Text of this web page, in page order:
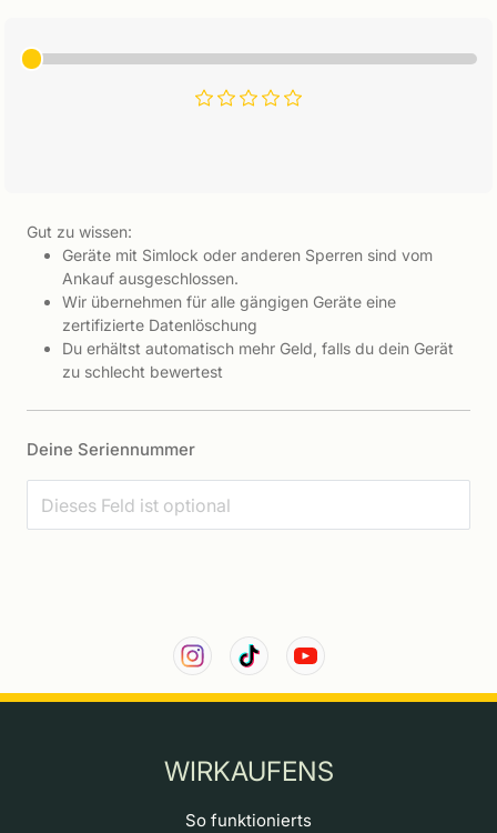
Gut zu wissen:
Geräte mit Simlock oder anderen Sperren sind vom
Ankauf ausgeschlossen.
Wir übernehmen für alle gängigen Geräte eine
zertifizierte Datenlöschung
Du erhältst automatisch mehr Geld, falls du dein Gerät
zu schlecht bewertest
Deine Seriennummer
WIRKAUFENS
So funktionierts